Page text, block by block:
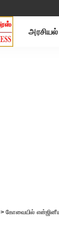
அரசியல்
>கோவையில்